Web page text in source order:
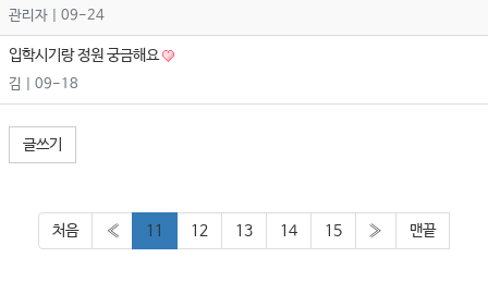
관리자 | 09-24
입학시기랑 정원 궁금해요
김 | 09-18
글쓰기
처음 « 11 12 13 14 15 » 맨끝